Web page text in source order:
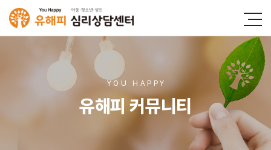
YOU HAPPY
유해피 커뮤니티